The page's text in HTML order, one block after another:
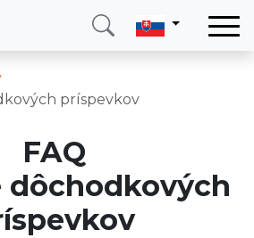
príspevkov
FAQ
dôchodkových